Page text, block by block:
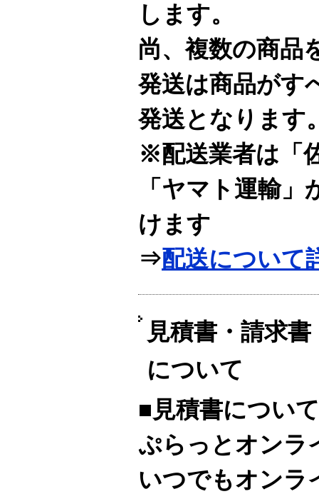
します。
尚、複数の商品
発送は商品がす
発送となります
※配送業者は「
「ヤマト運輸
けます
⇒配送について
見積書・請求
について
■見積書について
ぷらっとオンラ
いつでもオンラ